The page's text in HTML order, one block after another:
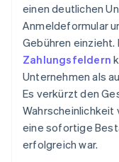
einen deutlichen
Anmeldeformular
Gebühren
Zahlungsfeldern
Unternehmen als
Es verkürzt den
eine sofortige
erfolgreich war.